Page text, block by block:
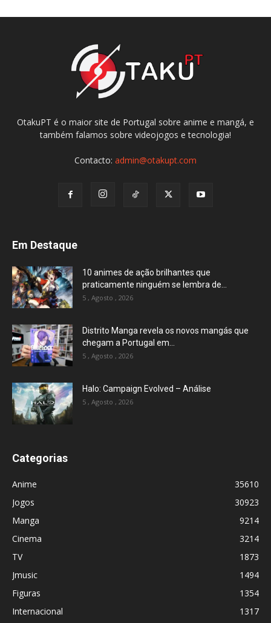
OtakuPT é o maior site de Portugal sobre anime e mangá, e
também falamos sobre videojogos e tecnologia!
Contacto: admin@otakupt.com
Em Destaque
10 animes de ação brilhantes que
praticamente ninguém se lembra de...
5 , Agosto , 2026
Distrito Manga revela os novos mangás que
chegam a Portugal em...
5 , Agosto , 2026
Halo: Campaign Evolved – Análise
5 , Agosto , 2026
Categorias
Anime
35610
Jogos
30923
Manga
9214
Cinema
3214
TV
1873
Jmusic
1494
Figuras
1354
Internacional
1317